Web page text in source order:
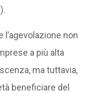
l’agevolazione non
a più alta
ma tuttavia,
beneficiare del